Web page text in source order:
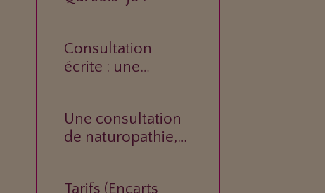
Consultation
écrite : une
votre question.
Une consultation
de naturopathie,
Tarifs (Encarts